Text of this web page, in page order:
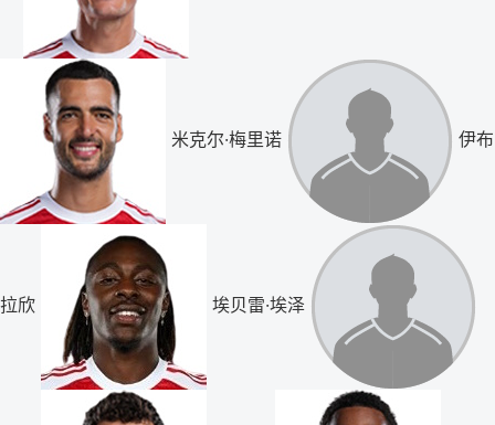
米克尔·梅里诺 伊布
拉欣 埃贝雷·埃泽